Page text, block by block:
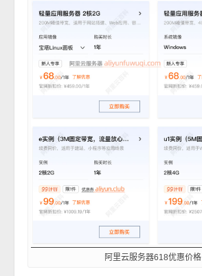
阿里云服务器618优惠价格